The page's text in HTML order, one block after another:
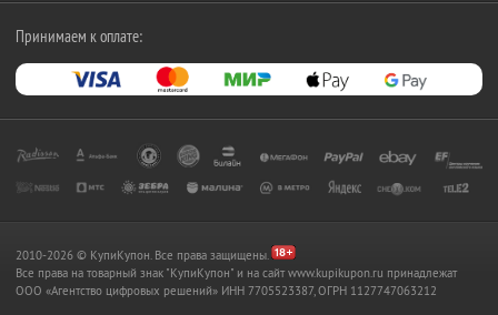
Принимаем к оплате:
2010-2026 © КупиКупон. Все права защищены.
Все права на товарный знак "КупиКупон" и на сайт www.kupikupon.ru принадлежат
OOO «Агентство цифровых решений» ИНН 7705523387, ОГРН 1127747063212